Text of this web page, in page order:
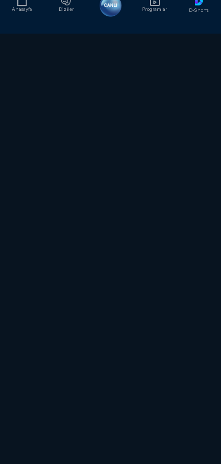
Anasayfa Diziler
CANLI
Programlar D-Shorts